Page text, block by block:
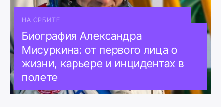
НА ОРБИТЕ
Биография Александра
Мисуркина: от первого лица о
жизни, карьере и инцидентах в
полете